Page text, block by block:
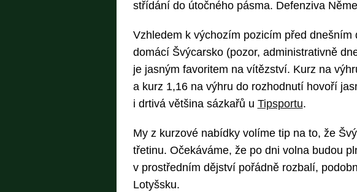
střídání do útočného pásma. Defenziva
Vzhledem k výchozím pozicím před dnešním
domácí Švýcarsko (pozor, administrativně
je jasným favoritem na vítězství. Kurz na
a kurz 1,16 na výhru do rozhodnutí hovoří
i drtivá většina sázkařů u Tipsportu.
My z kurzové nabídky volíme tip na to, že
třetinu. Očekáváme, že po dni volna budou
v prostředním dějství pořádně rozbalí,
Lotyšsku.